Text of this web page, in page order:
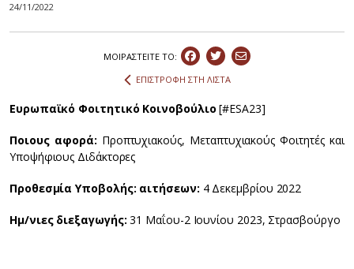
24/11/2022
ΜΟΙΡΑΣΤEIΤΕ ΤΟ:
ΕΠΙΣΤΡΟΦΗ ΣΤΗ ΛΙΣΤΑ
Ευρωπαϊκό Φοιτητικό Κοινοβούλιο[#ESA23]
Ποιους αφορά: Προπτυχιακούς, Μεταπτυχιακούς Φοιτητές και
Υποψήφιους Διδάκτορες
Προθεσμία Υποβολής: αιτήσεων: 4 Δεκεμβρίου 2022
Ημ/νιες διεξαγωγής:31 Μαΐου-2 Ιουνίου 2023, Στρασβούργο